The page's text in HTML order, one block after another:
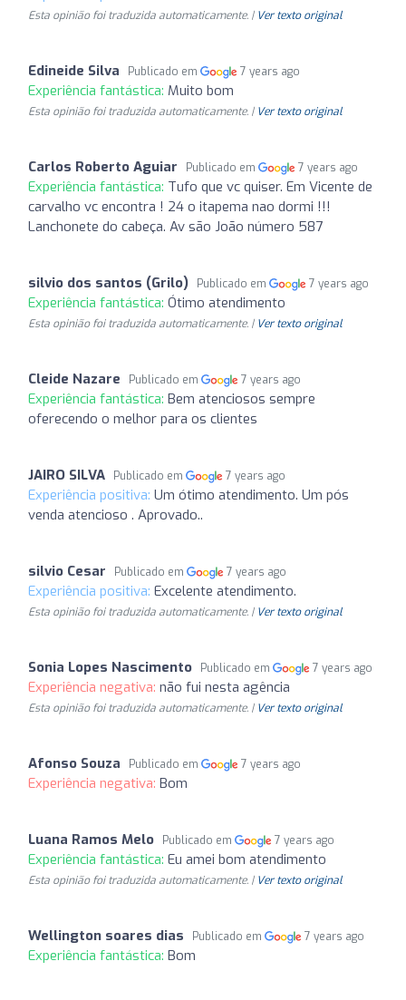
Esta opinião foi traduzida automaticamente. | Ver texto original
Edineide Silva Publicado em 7 years ago
Experiência fantástica: Muito bom
Esta opinião foi traduzida automaticamente. | Ver texto original
Carlos Roberto Aguiar Publicado em 7 years ago
Experiência fantástica: Tufo que vc quiser. Em Vicente de
carvalho vc encontra ! 24 o itapema nao dormi !!!
Lanchonete do cabeça. Av são João número 587
silvio dos santos (Grilo) Publicado em 7 years ago
Experiência fantástica: Ótimo atendimento
Esta opinião foi traduzida automaticamente. | Ver texto original
Cleide Nazare Publicado em 7 years ago
Experiência fantástica: Bem atenciosos sempre
oferecendo o melhor para os clientes
JAIRO SILVA Publicado em 7 years ago
Experiência positiva: Um ótimo atendimento. Um pós
venda atencioso . Aprovado..
silvio Cesar Publicado em 7 years ago
Experiência positiva: Excelente atendimento.
Esta opinião foi traduzida automaticamente. | Ver texto original
Sonia Lopes Nascimento Publicado em 7 years ago
Experiência negativa: não fui nesta agência
Esta opinião foi traduzida automaticamente. | Ver texto original
Afonso Souza Publicado em 7 years ago
Experiência negativa: Bom
Luana Ramos Melo Publicado em 7 years ago
Experiência fantástica: Eu amei bom atendimento
Esta opinião foi traduzida automaticamente. | Ver texto original
Wellington soares dias Publicado em 7 years ago
Experiência fantástica: Bom